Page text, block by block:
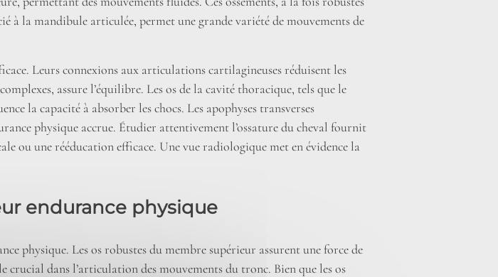
à la mandibule articulée, permet une grande variété de mouvements de
Leurs connexions aux articulations cartilagineuses réduisent les
assure l’équilibre. Les os de la cavité thoracique, tels que le
la capacité à absorber les chocs. Les apophyses transverses
physique accrue. Étudier attentivement l’ossature du cheval fournit
ou une rééducation efficace. Une vue radiologique met en évidence la
endurance physique
physique. Les os robustes du membre supérieur assurent une force de
dans l’articulation des mouvements du tronc. Bien que les os